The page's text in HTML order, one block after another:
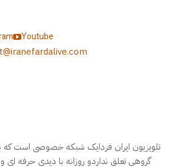
Youtube
تلویزیون ایران فردایک شبکه خصوصی است
گروهی تعلق نداردو روزانه با دیدی حرفه ای